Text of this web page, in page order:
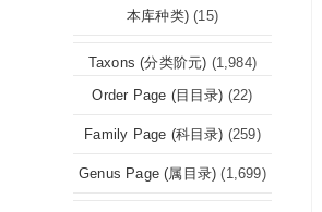
本库种类) (15)
Taxons (分类阶元) (1,984)
Order Page (目目录) (22)
Family Page (科目录) (259)
Genus Page (属目录) (1,699)